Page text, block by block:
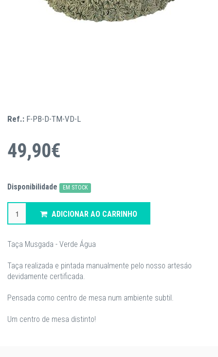
Ref.: F-PB-D-TM-VD-L
49,90€
Disponibilidade EM STOCK
ADICIONAR AO CARRINHO
Taça Musgada - Verde Água
Taça realizada e pintada manualmente pelo nosso artesáo
devidamente certificada.
Pensada como centro de mesa num ambiente subtil.
Um centro de mesa distinto!